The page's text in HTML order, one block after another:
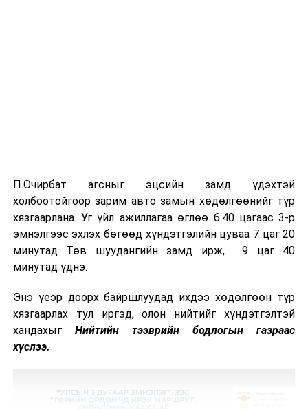
П.Очирбат агсныг эцсийн замд үдэхтэй
холбоотойгоор зарим авто замын хөдөлгөөнийг түр
хязгаарлана. Уг үйл ажиллагаа өглөө 6:40 цагаас 3-р
эмнэлгээс эхлэх бөгөөд хүндэтгэлийн цуваа 7 цаг 20
минутад Төв шуудангийн замд ирж, 9 цаг 40
минутад үднэ.
Энэ үеэр доорх байршлуудад ихдээ хөдөлгөөн түр
хязгаарлах тул иргэд, олон нийтийг хүндэтгэлтэй
хандахыг Нийтийн тээврийн бодлогын газраас
хүслээ.